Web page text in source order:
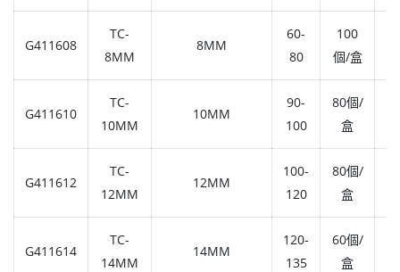
G411608
TC-
8MM
8MM
60-
80
100
個/盒
G411610
TC-
10MM
10MM
90-
100
80個/
盒
G411612
TC-
12MM
12MM
100-
120
80個/
盒
G411614
TC-
14MM
14MM
120-
135
60個/
盒